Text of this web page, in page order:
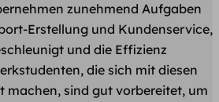
zunehmend Aufgaben
Erstellung und Kundenservice,
und die Effizienz
die sich mit diesen
machen, sind gut vorbereitet, um